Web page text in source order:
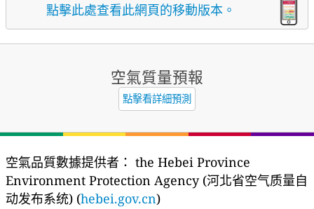
點擊此處查看此網頁的移動版本。
空氣質量預報
點擊看詳細預測
空氣品質數據提供者： the Hebei Province
Environment Protection Agency (河北省空气质量自
动发布系统) (hebei.gov.cn)